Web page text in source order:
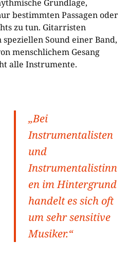
Grundlage,
bestimmten Passagen oder
zu tun. Gitarristen
Sound einer Band,
menschlichem Gesang
alle Instrumente.
„Bei
Instrumentalisten
und
Instrumentalistinn
en im Hintergrund
handelt es sich oft
um sehr sensitive
Musiker.“